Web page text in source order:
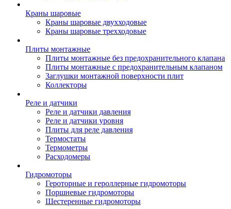
Краны шаровые
Краны шаровые двухходовые
Краны шаровые трехходовые
Плиты монтажные
Плиты монтажные без предохранительного клапана
Плиты монтажные с предохранительным клапаном
Заглушки монтажной поверхности плит
Коллекторы
Реле и датчики
Реле и датчики давления
Реле и датчики уровня
Плиты для реле давления
Термостаты
Термометры
Расходомеры
Гидромоторы
Героторные и героллерные гидромоторы
Поршневые гидромоторы
Шестеренные гидромоторы